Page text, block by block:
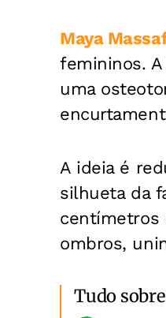
Maya
femininos.
uma
A ideia é
silhueta da
centímetros
ombros,
Tudo sobre